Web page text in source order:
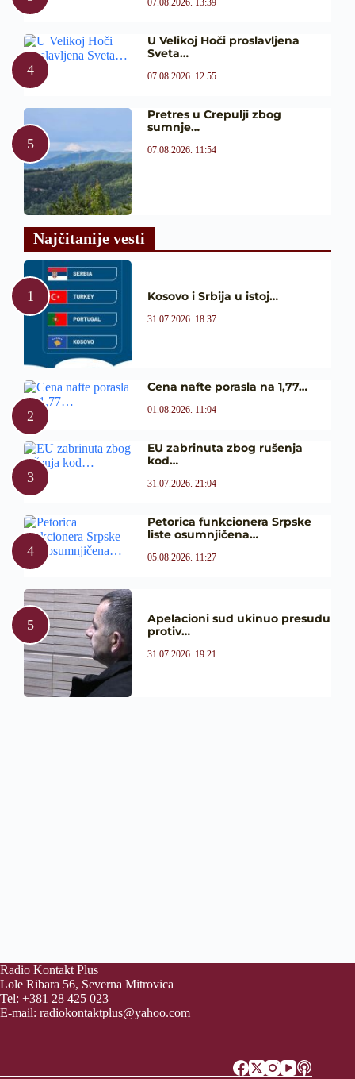
U Velikoj Hoči proslavljena
Sveta…
07.08.2026. 12:55
Pretres u Crepulji zbog
sumnje…
07.08.2026. 11:54
Najčitanije vesti
Kosovo i Srbija u istoj…
31.07.2026. 18:37
Cena nafte porasla na 1,77…
01.08.2026. 11:04
EU zabrinuta zbog rušenja
kod…
31.07.2026. 21:04
Petorica funkcionera Srpske
liste osumnjičena…
05.08.2026. 11:27
Apelacioni sud ukinuo presudu
protiv…
31.07.2026. 19:21
Radio Kontakt Plus
Lole Ribara 56, Severna Mitrovica
Tel: +381 28 425 023
E-mail: radiokontaktplus@yahoo.com